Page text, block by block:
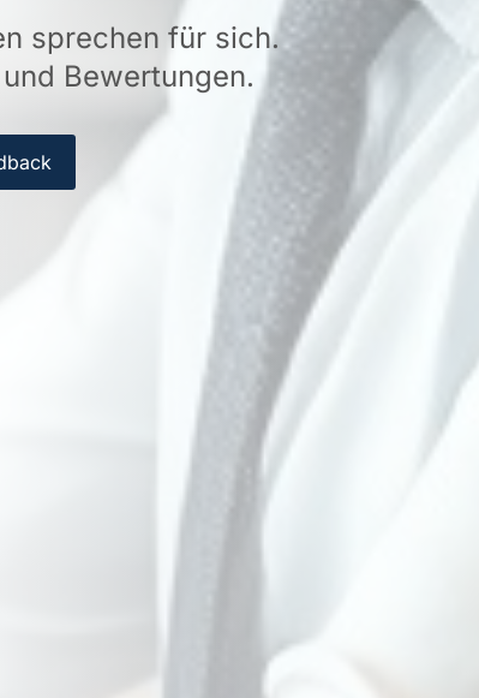
sprechen für sich.
Bewertungen.